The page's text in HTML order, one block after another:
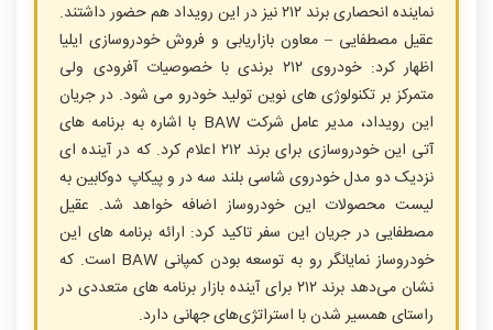
نماینده انحصاری برند ۲۱۲ نیز در این رویداد هم حضور داشتند.
عقیل مصطفایی – معاون بازاریابی و فروش خودروسازی ایلیا
اظهار کرد: خودروی ۲۱۲ برندی با خصوصیات آفرودی ولی
متمرکز بر تکنولوژی های نوین تولید خودرو می شود. در جریان
این رویداد، مدیر عامل شرکت BAW با اشاره به برنامه‌ های
آتی این خودروسازی برای برند ۲۱۲ اعلا‌م کرد. که در آینده ای
نزدیک دو مدل خودروی شاسی بلند سه در و پیکاپ دو‌کابین به
لیست محصولات این خودروساز اضافه خواهد شد. عقیل
مصطفایی در جریان این سفر تاکید کرد: ارائه برنامه های این
خودروساز نمایانگر رو به توسعه بودن کمپانی BAW است. که
نشان می‌دهد برند ۲۱۲ برای آینده بازار برنامه‌ های متعددی در
راستای همسیر شدن با استراتژی‌های جهانی دارد.